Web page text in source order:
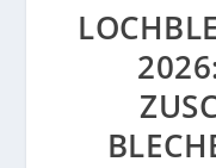
026: